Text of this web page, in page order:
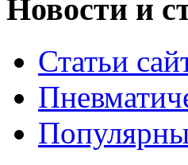
Новости и
Статьи